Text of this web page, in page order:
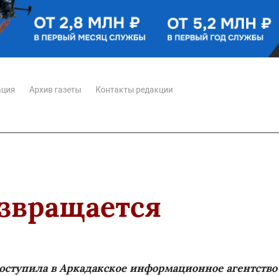
Архив газеты Контакты редакции
в Аркадакское информационное агентство